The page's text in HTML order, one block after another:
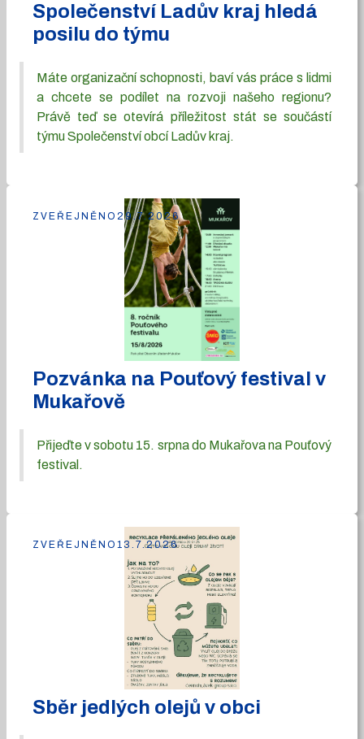
Společenství Ladův kraj hledá
posilu do týmu
Máte organizační schopnosti, baví vás práce s lidmi
a chcete se podílet na rozvoji našeho regionu?
Právě teď se otevírá příležitost stát se součástí
týmu Společenství obcí Ladův kraj.
Pozvánka na Pouťový festival v
Mukařově
Přijeďte v sobotu 15. srpna do Mukařova na Pouťový
festival.
ZVEŘEJNĚNO 29.7.2026
Sběr jedlých olejů v obci
ZVEŘEJNĚNO 13.7.2026